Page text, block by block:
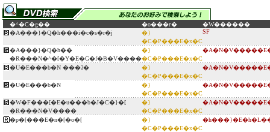
�^�C�g�� �o���ғ�
�W������
�A���}�Q�h���i�c�s�r�j
�}
�C�P���E�x�C
SF
�A���}�Q�h��
�R���N�^�[�Y�E�G�f�B�V����
�}
�C�P���E�x�C
�U�E���b�N ���ʔ�
�}
�C�P���E�x�C
�U�E���b�N
�}
�C�P���E�x�C
�W�F���[�E�u���b�J�C�}�[
�R���N�V����
�}
�C�P���E�x�C
�p�[���E�n�[�o�[
�}
�C�P���E�x�C